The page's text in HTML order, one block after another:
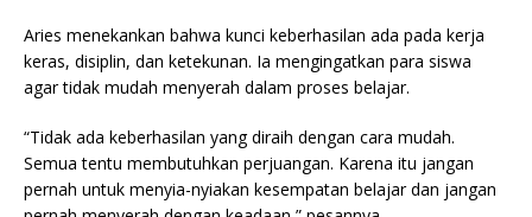
Aries menekankan bahwa kunci keberhasilan ada pada kerja
keras, disiplin, dan ketekunan. Ia mengingatkan para siswa
agar tidak mudah menyerah dalam proses belajar.
“Tidak ada keberhasilan yang diraih dengan cara mudah.
Semua tentu membutuhkan perjuangan. Karena itu jangan
pernah untuk menyia-nyiakan kesempatan belajar dan jangan